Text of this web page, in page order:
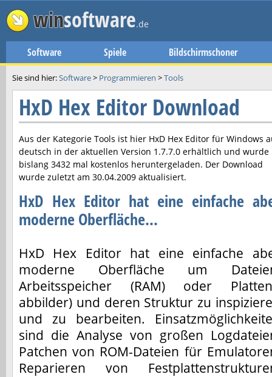
winsoftware.de
Software Spiele Bildschirmschoner
Sie sind hier:Software> Programmieren >Tools
HxD Hex Editor Download
Aus der Kategorie Tools ist hier HxD Hex Editor für Windows
deutsch in der aktuellen Version 1.7.7.0 erhältlich und wurde
bislang 3432 mal kostenlos heruntergeladen. Der Download
wurde zuletzt am 30.04.2009 aktualisiert.
HxD Hex Editor hat eine einfache
moderne Oberfläche...
HxD Hex Editor hat eine einfache
moderne Oberfläche um
Arbeitsspeicher (RAM) oder
abbilder) und deren Struktur zu
und zu bearbeiten.
sind die Analyse von großen
Patchen von ROM-Dateien für
Reparieren von